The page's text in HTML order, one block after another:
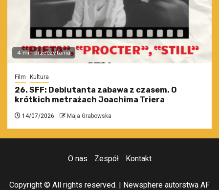
4 min przeczytania
Film Kultura
26. SFF: Debiutanta zabawa z czasem. O
krótkich metrażach Joachima Triera
14/07/2026 Maja Grabowska
O nas Zespół Kontakt
Copyright © All rights reserved. Newsphere autorstwa AF